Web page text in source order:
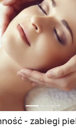
- zabiegi